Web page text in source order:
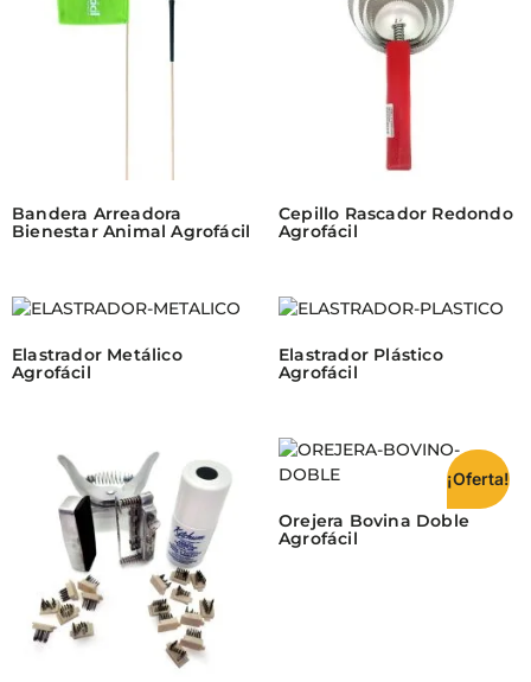
Bandera Arreadora
Bienestar Animal Agrofácil
Cepillo Rascador Redondo
Agrofácil
Elastrador Metálico
Agrofácil
Elastrador Plástico
Agrofácil
¡Oferta!
Orejera Bovina Doble
Agrofácil